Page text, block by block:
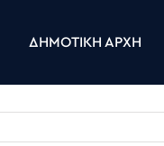
ΔΗΜΟΤΙΚΗ ΑΡΧΗ